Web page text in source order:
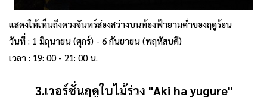
แสดงให้เห็นถึงดวงจันทร์ส่องสว่างบนท้องฟ้ายามค่ำของฤดูร้อน
วันที่ : 1 มิถุนายน (ศุกร์) - 6 กันยายน (พฤหัสบดี)
เวลา : 19: 00 - 21: 00 น.
3.เวอร์ชั่นฤดูใบไม้ร่วง "Aki ha yugure"